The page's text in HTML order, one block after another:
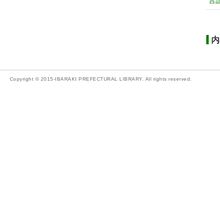
Copyright © 2015-IBARAKI PREFECTURAL LIBRARY. All rights reserved.